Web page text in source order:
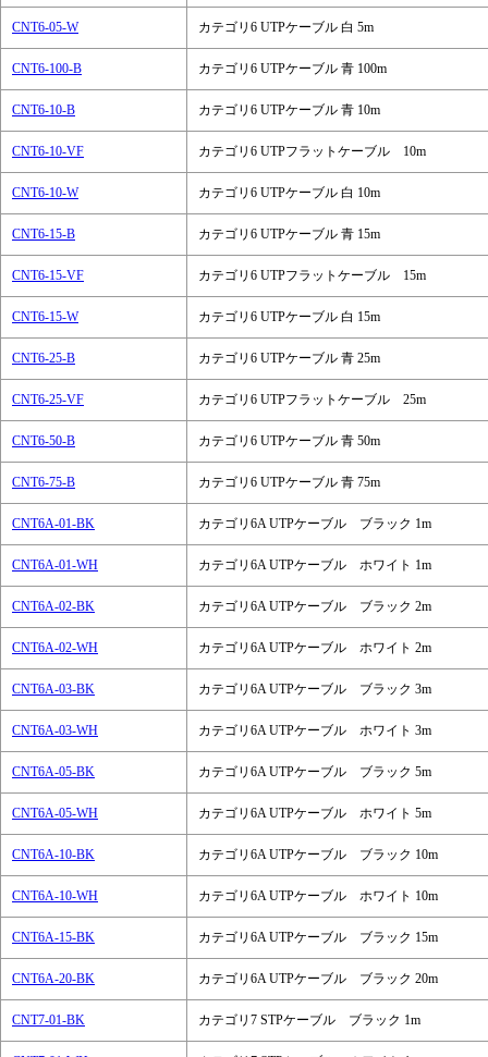
CNT6-05-W カテゴリ6 UTPケーブル 白 5m
CNT6-100-B カテゴリ6 UTPケーブル 青 100m
CNT6-10-B カテゴリ6 UTPケーブル 青 10m
CNT6-10-VF カテゴリ6 UTPフラットケーブル 10m
CNT6-10-W カテゴリ6 UTPケーブル 白 10m
CNT6-15-B カテゴリ6 UTPケーブル 青 15m
CNT6-15-VF カテゴリ6 UTPフラットケーブル 15m
CNT6-15-W カテゴリ6 UTPケーブル 白 15m
CNT6-25-B カテゴリ6 UTPケーブル 青 25m
CNT6-25-VF カテゴリ6 UTPフラットケーブル 25m
CNT6-50-B カテゴリ6 UTPケーブル 青 50m
CNT6-75-B カテゴリ6 UTPケーブル 青 75m
CNT6A-01-BK カテゴリ6A UTPケーブル ブラック 1m
CNT6A-01-WH カテゴリ6A UTPケーブル ホワイト 1m
CNT6A-02-BK カテゴリ6A UTPケーブル ブラック 2m
CNT6A-02-WH カテゴリ6A UTPケーブル ホワイト 2m
CNT6A-03-BK カテゴリ6A UTPケーブル ブラック 3m
CNT6A-03-WH カテゴリ6A UTPケーブル ホワイト 3m
CNT6A-05-BK カテゴリ6A UTPケーブル ブラック 5m
CNT6A-05-WH カテゴリ6A UTPケーブル ホワイト 5m
CNT6A-10-BK カテゴリ6A UTPケーブル ブラック 10m
CNT6A-10-WH カテゴリ6A UTPケーブル ホワイト 10m
CNT6A-15-BK カテゴリ6A UTPケーブル ブラック 15m
CNT6A-20-BK カテゴリ6A UTPケーブル ブラック 20m
CNT7-01-BK カテゴリ7 STPケーブル ブラック 1m